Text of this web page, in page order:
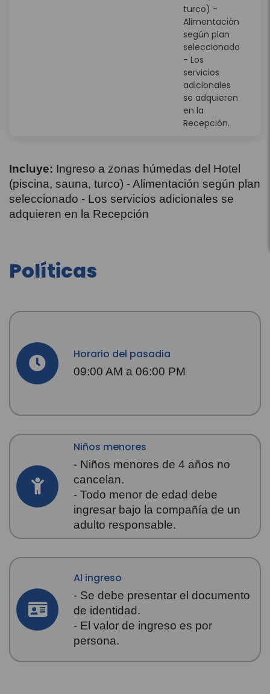
turco) -
Alimentación
según plan
seleccionado
- Los
servicios
adicionales
se adquieren
en la
Recepción.
Incluye: Ingreso a zonas húmedas del Hotel
(piscina, sauna, turco) - Alimentación según plan
seleccionado - Los servicios adicionales se
adquieren en la Recepción
Políticas
Horario del pasadia
09:00 AM a 06:00 PM
Niños menores
- Niños menores de 4 años no
cancelan.
- Todo menor de edad debe
ingresar bajo la compañía de un
adulto responsable.
Al ingreso
- Se debe presentar el documento
de identidad.
- El valor de ingreso es por
persona.